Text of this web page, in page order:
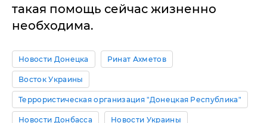
такая помощь сейчас жизненно
необходима.
Новости Донецка Ринат Ахметов
Восток Украины
Террористическая организация "Донецкая Республика"
Новости Донбасса Новости Украины